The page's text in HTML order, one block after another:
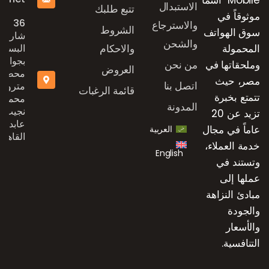
موثوقاً في
سوق الهواتف
المحمولة
وملحقاتها في
مصر، حيث
تتمتع بخبرة
تزيد عن 20
عاماً في مجال
خدمة العملاء،
وتستند في
عملها إلى
مبادئ النزاهة
والجودة
والأسعار
التنافسية.
الاستبدال
والاسترجاع
والشحن
من نحن
اتصل بنا
المدونة
العربية
English
تتبع طلبك
الشروط
والاحكام
العروض
قائمة الرغبات
36
شارع
بجوار
محطة
مترو
محمد
نجيب،